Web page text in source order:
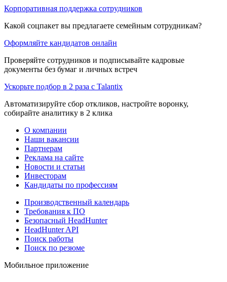
Корпоративная поддержка сотрудников
Какой соцпакет вы предлагаете семейным сотрудникам?
Оформляйте кандидатов онлайн
Проверяйте сотрудников и подписывайте кадровые
документы без бумаг и личных встреч
Ускорьте подбор в 2 раза с Talantix
Автоматизируйте сбор откликов, настройте воронку,
собирайте аналитику в 2 клика
О компании
Наши вакансии
Партнерам
Реклама на сайте
Новости и статьи
Инвесторам
Кандидаты по профессиям
Производственный календарь
Требования к ПО
Безопасный HeadHunter
HeadHunter API
Поиск работы
Поиск по резюме
Мобильное приложение